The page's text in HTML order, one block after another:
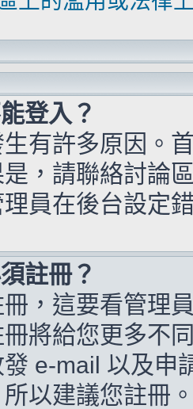
登入？
有許多原因。
，請聯絡討論
員在後台設定
註冊？
，這要看管理
將給您更多不
e-mail 以及申
以建議您註冊